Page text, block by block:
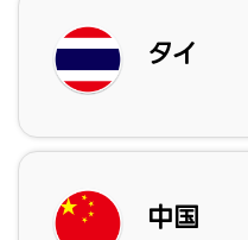
タイ
中国